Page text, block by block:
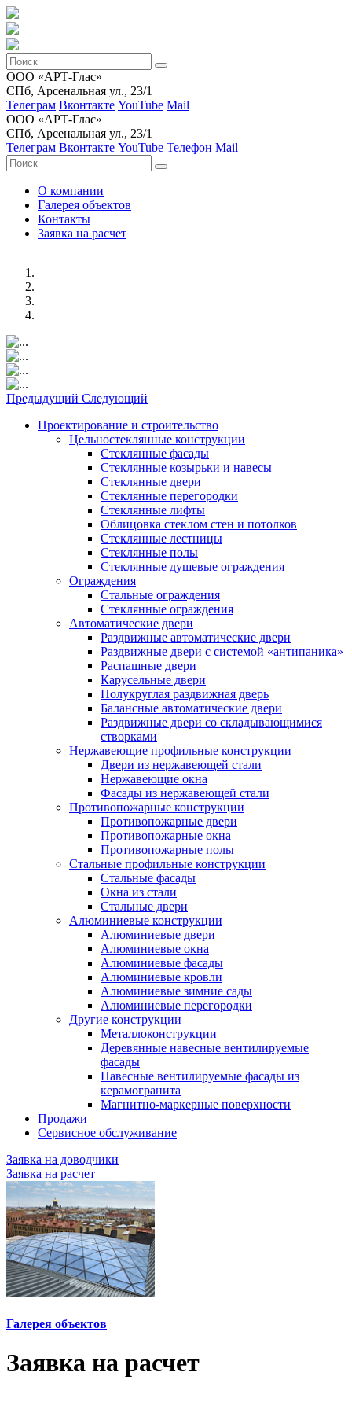
ООО «АРТ-Глас»
СПб, Арсенальная ул., 23/1
Телеграм Вконтакте YouTube Mail
ООО «АРТ-Глас»
СПб, Арсенальная ул., 23/1
Телеграм Вконтакте YouTube Телефон Mail
О компании
Галерея объектов
Контакты
Заявка на расчет
Предыдущий Следующий
Проектирование и строительство
Цельностеклянные конструкции
Стеклянные фасады
Стеклянные козырьки и навесы
Стеклянные двери
Стеклянные перегородки
Стеклянные лифты
Облицовка стеклом стен и потолков
Стеклянные лестницы
Стеклянные полы
Стеклянные душевые ограждения
Ограждения
Стальные ограждения
Cтеклянные ограждения
Автоматические двери
Раздвижные автоматические двери
Раздвижные двери с системой «антипаника»
Распашные двери
Карусельные двери
Полукруглая раздвижная дверь
Балансные автоматические двери
Раздвижные двери со складывающимися
створками
Нержавеющие профильные конструкции
Двери из нержавеющей стали
Нержавеющие окна
Фасады из нержавеющей стали
Противопожарные конструкции
Противопожарные двери
Противопожарные окна
Противопожарные полы
Стальные профильные конструкции
Стальные фасады
Окна из стали
Стальные двери
Алюминиевые конструкции
Алюминиевые двери
Алюминиевые окна
Алюминиевые фасады
Алюминиевые кровли
Алюминиевые зимние сады
Алюминиевые перегородки
Другие конструкции
Металлоконструкции
Деревянные навесные вентилируемые
фасады
Навесные вентилируемые фасады из
керамогранита
Магнитно-маркерные поверхности
Продажи
Сервисное обслуживание
Заявка на доводчики
Заявка на расчет
Галерея объектов
Заявка на расчет